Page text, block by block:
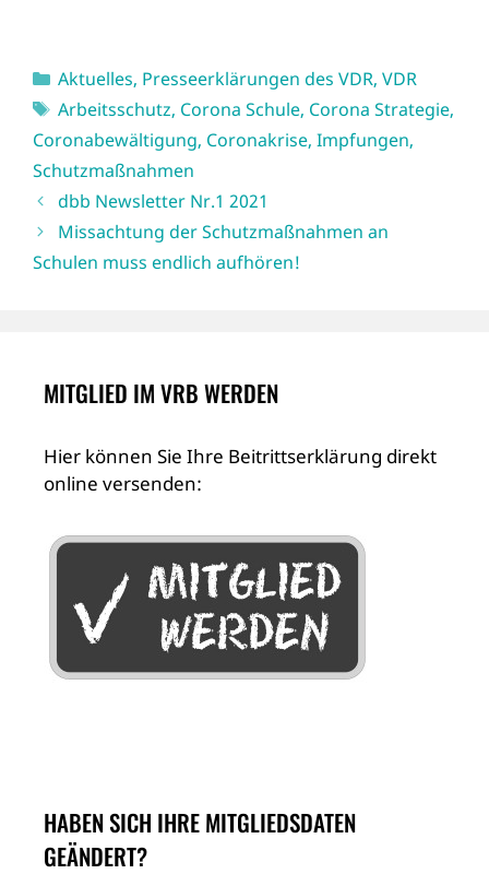
Kategorien
Aktuelles, Presseerklärungen des VDR, VDR
Schlagwörter
Arbeitsschutz, Corona Schule, Corona Strategie,
Coronabewältigung, Coronakrise, Impfungen,
Schutzmaßnahmen
dbb Newsletter Nr.1 2021
Missachtung der Schutzmaßnahmen an
Schulen muss endlich aufhören!
MITGLIED IM VRB WERDEN
Hier können Sie Ihre Beitrittserklärung direkt
online versenden:
HABEN SICH IHRE MITGLIEDSDATEN
GEÄNDERT?